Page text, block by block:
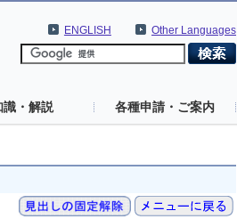
Other Languages
ENGLISH
識・解説 各種申請・ご案内